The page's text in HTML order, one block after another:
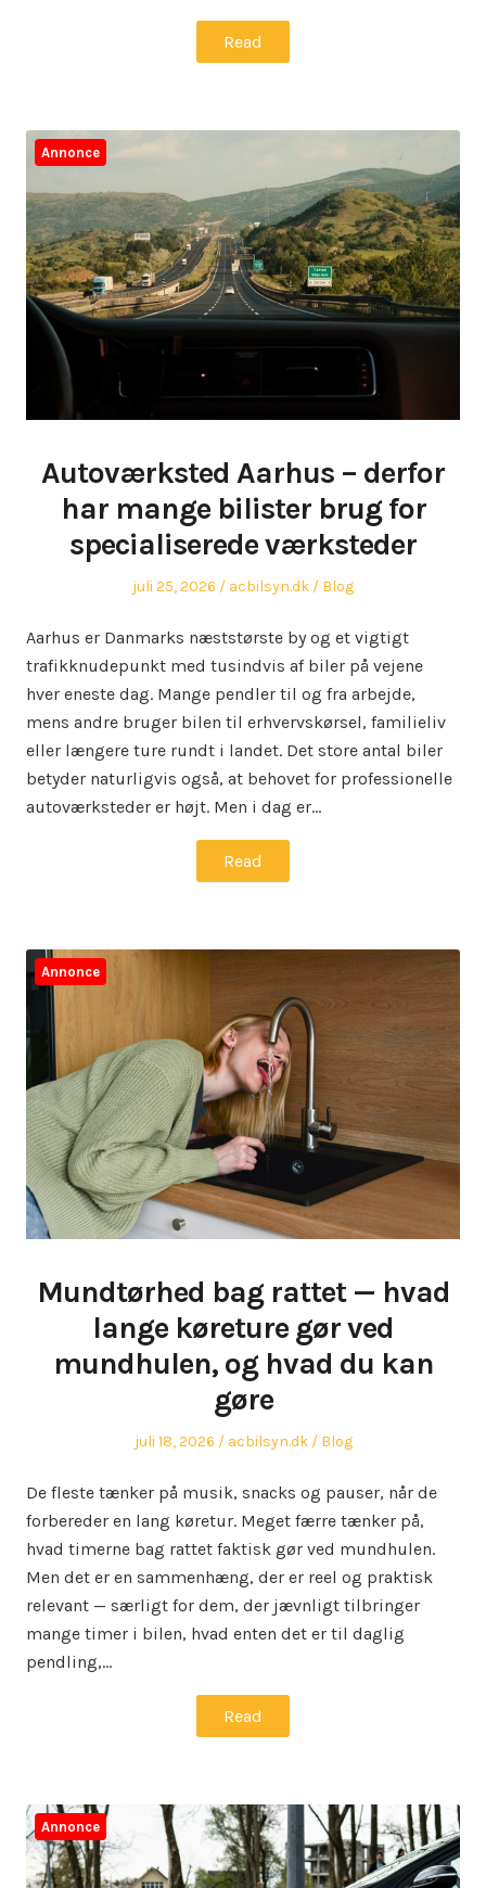
Read
Annonce
Autoværksted Aarhus – derfor
har mange bilister brug for
specialiserede værksteder
Posted
juli 25, 2026 Author
acbilsyn.dk
Posted
Blog
Aarhus er Danmarks næststørste by og et vigtigt
trafikknudepunkt med tusindvis af biler på vejene
hver eneste dag. Mange pendler til og fra arbejde,
mens andre bruger bilen til erhvervskørsel, familieliv
eller længere ture rundt i landet. Det store antal biler
betyder naturligvis også, at behovet for professionelle
autoværksteder er højt. Men i dag er…
Read
Annonce
Mundtørhed bag rattet — hvad
lange køreture gør ved
mundhulen, og hvad du kan
gøre
Posted
juli 18, 2026 Author
acbilsyn.dk
Posted
Blog
De fleste tænker på musik, snacks og pauser, når de
forbereder en lang køretur. Meget færre tænker på,
hvad timerne bag rattet faktisk gør ved mundhulen.
Men det er en sammenhæng, der er reel og praktisk
relevant — særligt for dem, der jævnligt tilbringer
mange timer i bilen, hvad enten det er til daglig
pendling,…
Read
Annonce